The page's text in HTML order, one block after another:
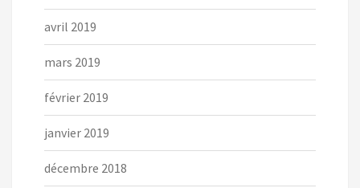
avril 2019
mars 2019
février 2019
janvier 2019
décembre 2018